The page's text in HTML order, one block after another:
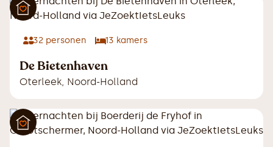
32 personen 13 kamers
De Bietenhaven
Oterleek, Noord-Holland